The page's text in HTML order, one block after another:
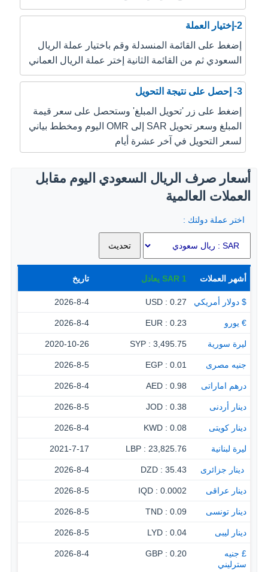
2-إختيار العملة
إضغط على القائمة المنسدلة وقم باختيار عملة الريال
السعودي ثم من القائمة الثانية إختر عملة الريال العماني
3- إحصل على نتيجة التحويل
إضغط على زر 'تحويل المبلغ' وستحصل على سعر قيمة
المبلغ وسعر تحويل SAR إلى OMR اليوم ومخطط بياني
لسعر التحويل في آخر عشرة أيام
أسعار صرف الريال السعودي اليوم مقابل
العملات العالمية
اختر عملة دولتك :
أشهر العملات 1
SAR يعادل تاريخ
$ دولار أمريكي 0.27 : USD
2026-8-4
€ يورو 0.23 : EUR
2026-8-4
ليرة سورية 3,495.75 : SYP
2020-10-26
جنيه مصرى 0.01 : EGP
2026-8-5
درهم اماراتى 0.98 : AED
2026-8-4
دينار أردنى 0.38 : JOD
2026-8-5
دينار كويتى 0.08 : KWD
2026-8-4
ليرة لبنانية 23,825.76 : LBP
2021-7-17
‏ دينار جزائرى 35.43 : DZD
2026-8-4
دينار عراقى 0.0002 : IQD
2026-8-5
دينار تونسى 0.09 : TND
2026-8-5
دينار ليبى 0.04 : LYD
2026-8-5
£ جنيه
سترليني
0.20 : GBP
2026-8-4